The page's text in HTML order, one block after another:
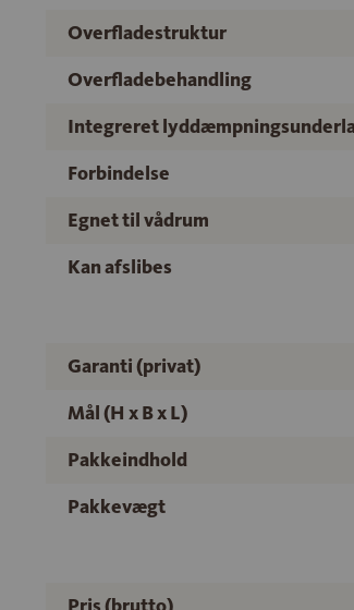
Overfladestruktur
Overfladebehandling
Integreret
Forbindelse
Egnet til vådrum
Kan afslibes
Garanti (privat)
Mål (H x B x L)
Pakkeindhold
Pakkevægt